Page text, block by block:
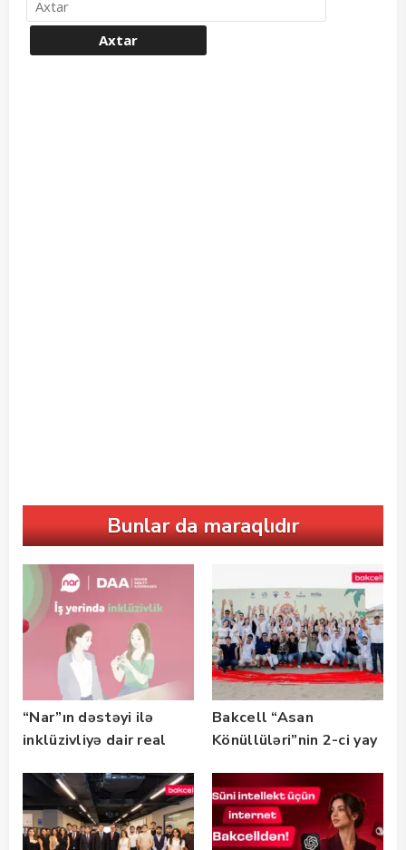
Bunlar da maraqlıdır
“Nar”ın dəstəyi ilə
inklüzivliyə dair real
təqdim edilir
Bakcell “Asan
Könüllüləri”nin 2-ci yay
olub — FOTO